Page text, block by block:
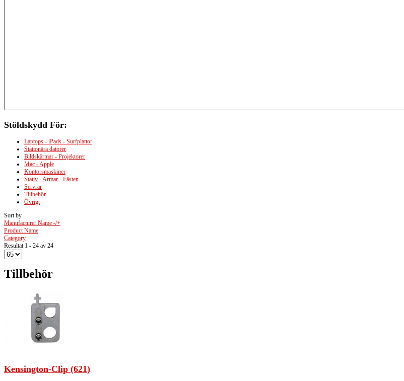
Stöldskydd För:
Laptops - iPads - Surfplattor
Stationära datorer
Bildskärmar - Projektorer
Mac - Apple
Kontorsmaskiner
Stativ - Armar - Fästen
Servrar
Tiilbehör
Övrigt
Sort by
Manufacturer Name -/+
Product Name
Category
Resultat 1 - 24 av 24
Tillbehör
Kensington-Clip (621)